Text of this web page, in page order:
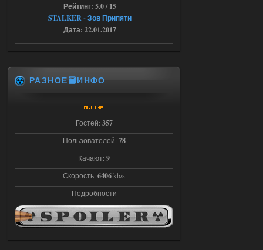
Последний рассвет - Эпизод 1
Объединенный Пак 2 + OGSR +
STCoP WP 3.4
Stalker-Mods-Clan-su
Ответить ➤
03.08.2026
Рейтинг: 5.0 / 15
STALKER - Зов Припяти
Дата: 22.01.2017
РАЗНОЕ🗃️ИНФО
Гостей: 357
Пользователей: 78
Качают: 9
Скорость: 6406kb/s
Подробности